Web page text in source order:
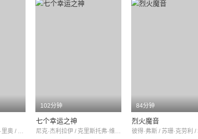
詹姆斯·维尔比 / 梅丽莎·里奥 / 莎巴娜·阿兹米
102分钟
七个幸运之神
尼克·杰利拉伊 / 克里斯托弗·维利尔斯 / 艾莉森·皮布尔斯
84分钟
烈火魔音